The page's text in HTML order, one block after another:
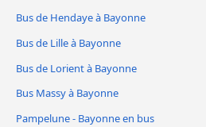
Bus de Hendaye à Bayonne
Bus de Lille à Bayonne
Bus de Lorient à Bayonne
Bus Massy à Bayonne
Pampelune - Bayonne en bus